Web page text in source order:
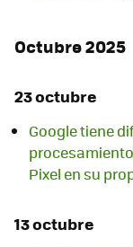
Octubre 2025
23 octubre
Google tiene
Pixel en su
13 octubre